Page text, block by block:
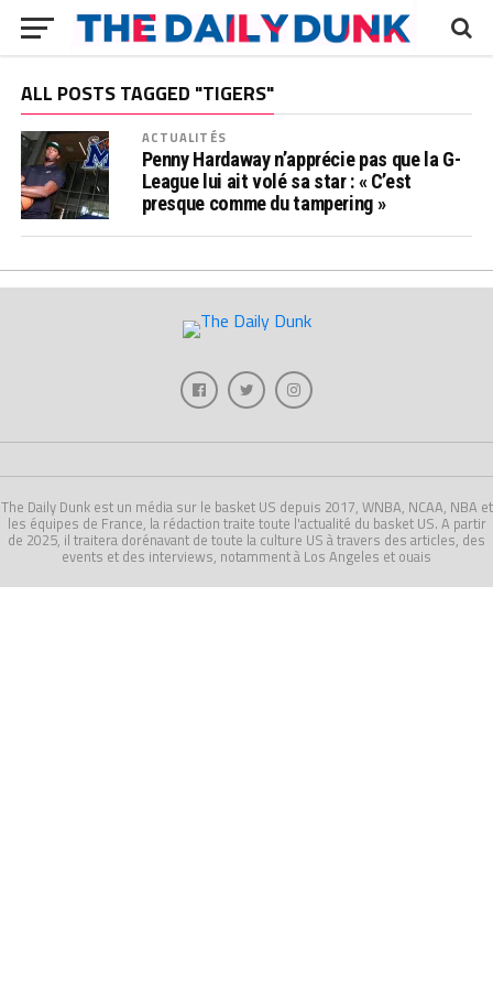
ALL POSTS TAGGED "TIGERS"
ACTUALITÉS
Penny Hardaway n’apprécie pas que la G-
League lui ait volé sa star : « C’est
presque comme du tampering »
The Daily Dunk est un média sur le basket US depuis 2017, WNBA, NCAA, NBA et
les équipes de France, la rédaction traite toute l'actualité du basket US. A partir
de 2025, il traitera dorénavant de toute la culture US à travers des articles, des
events et des interviews, notamment à Los Angeles et ouais